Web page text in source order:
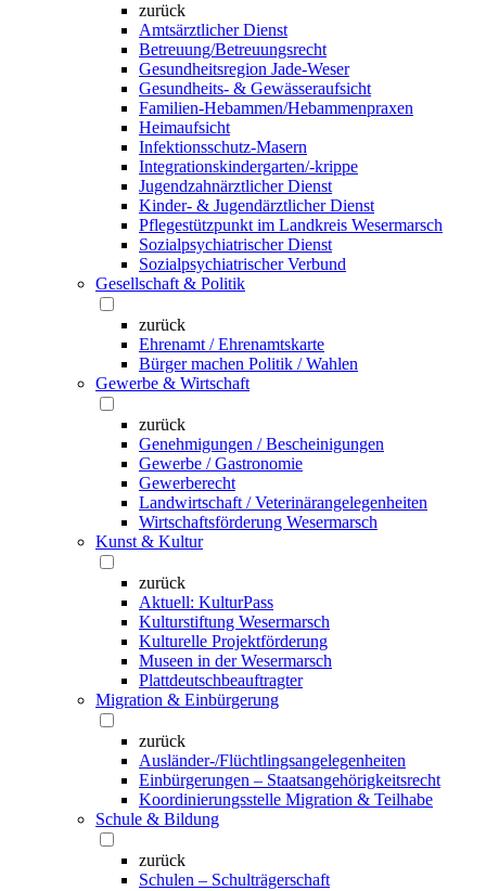
zurück
Amtsärztlicher Dienst
Betreuung/Betreuungsrecht
Gesundheitsregion Jade-Weser
Gesundheits- & Gewässeraufsicht
Familien-Hebammen/Hebammenpraxen
Heimaufsicht
Infektionsschutz-Masern
Integrationskindergarten/-krippe
Jugendzahnärztlicher Dienst
Kinder- & Jugendärztlicher Dienst
Pflegestützpunkt im Landkreis Wesermarsch
Sozialpsychiatrischer Dienst
Sozialpsychiatrischer Verbund
Gesellschaft & Politik
zurück
Ehrenamt / Ehrenamtskarte
Bürger machen Politik / Wahlen
Gewerbe & Wirtschaft
zurück
Genehmigungen / Bescheinigungen
Gewerbe / Gastronomie
Gewerberecht
Landwirtschaft / Veterinärangelegenheiten
Wirtschaftsförderung Wesermarsch
Kunst & Kultur
zurück
Aktuell: KulturPass
Kulturstiftung Wesermarsch
Kulturelle Projektförderung
Museen in der Wesermarsch
Plattdeutschbeauftragter
Migration & Einbürgerung
zurück
Ausländer-/Flüchtlingsangelegenheiten
Einbürgerungen – Staatsangehörigkeitsrecht
Koordinierungsstelle Migration & Teilhabe
Schule & Bildung
zurück
Schulen – Schulträgerschaft